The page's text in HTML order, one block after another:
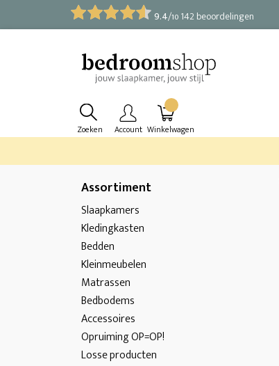
9.4/10 142 beoordelingen
Zoeken Account Winkelwagen
Assortiment
Slaapkamers
Kledingkasten
Bedden
Kleinmeubelen
Matrassen
Bedbodems
Accessoires
Opruiming OP=OP!
Losse producten